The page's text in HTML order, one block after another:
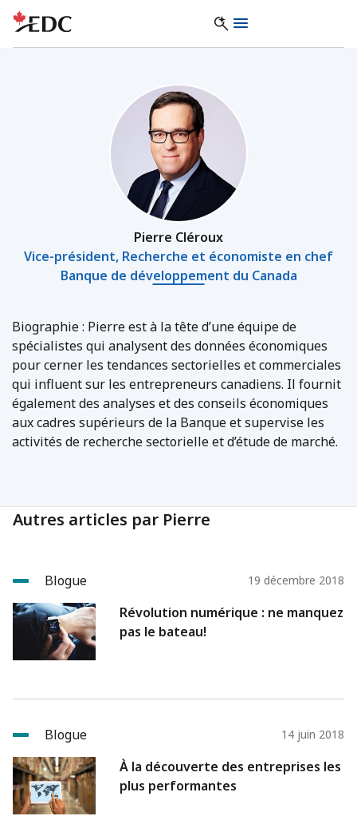
Pierre Cléroux
Vice-président, Recherche et économiste en chef
Banque de développement du Canada
Biographie : Pierre est à la tête d’une équipe de
spécialistes qui analysent des données économiques
pour cerner les tendances sectorielles et commerciales
qui influent sur les entrepreneurs canadiens. Il fournit
également des analyses et des conseils économiques
aux cadres supérieurs de la Banque et supervise les
activités de recherche sectorielle et d’étude de marché.
Autres articles par Pierre
Blogue 19 décembre 2018
Révolution numérique : ne manquez
pas le bateau!
Blogue 14 juin 2018
À la découverte des entreprises les
plus performantes